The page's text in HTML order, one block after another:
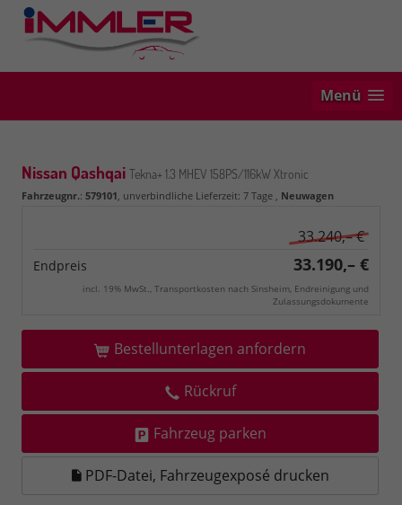
Menü
Nissan Qashqai Tekna+ 1.3 MHEV 158PS/116kW Xtronic
Fahrzeugnr.: 579101, unverbindliche Lieferzeit: 7 Tage , Neuwagen
33.240,– €
Endpreis 33.190,– €
incl. 19% MwSt., Transportkosten nach Sinsheim, Endreinigung und
Zulassungsdokumente
Bestellunterlagen anfordern
Rückruf
Fahrzeug parken
PDF-Datei, Fahrzeugexposé drucken